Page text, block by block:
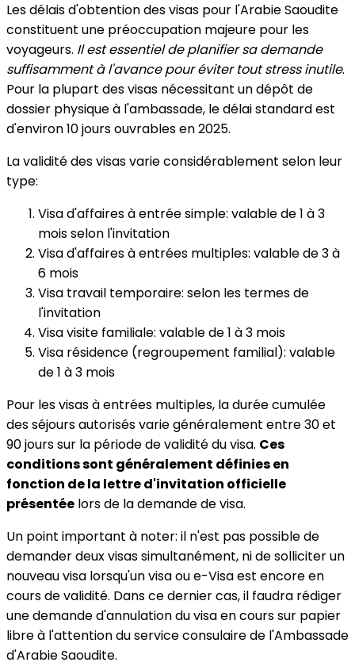
Les délais d'obtention des visas pour l'Arabie Saoudite
constituent une préoccupation majeure pour les
voyageurs. Il est essentiel de planifier sa demande
suffisamment à l'avance pour éviter tout stress inutile.
Pour la plupart des visas nécessitant un dépôt de
dossier physique à l'ambassade, le délai standard est
d'environ 10 jours ouvrables en 2025.
La validité des visas varie considérablement selon leur
type:
Visa d'affaires à entrée simple: valable de 1 à 3
mois selon l'invitation
Visa d'affaires à entrées multiples: valable de 3 à
6 mois
Visa travail temporaire: selon les termes de
l'invitation
Visa visite familiale: valable de 1 à 3 mois
Visa résidence (regroupement familial): valable
de 1 à 3 mois
Pour les visas à entrées multiples, la durée cumulée
des séjours autorisés varie généralement entre 30 et
90 jours sur la période de validité du visa. Ces
conditions sont généralement définies en
fonction de la lettre d'invitation officielle
présentée lors de la demande de visa.
Un point important à noter: il n'est pas possible de
demander deux visas simultanément, ni de solliciter un
nouveau visa lorsqu'un visa ou e-Visa est encore en
cours de validité. Dans ce dernier cas, il faudra rédiger
une demande d'annulation du visa en cours sur papier
libre à l'attention du service consulaire de l'Ambassade
d'Arabie Saoudite.